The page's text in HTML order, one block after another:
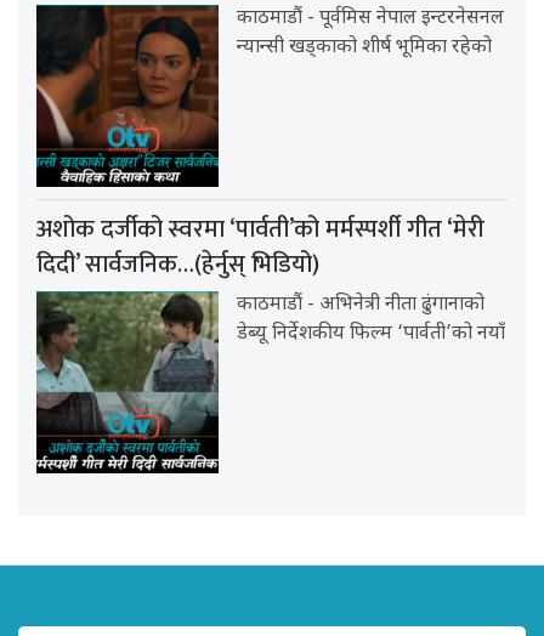
काठमाडौं - पूर्वमिस नेपाल इन्टरनेसनल
न्यान्सी खड्काको शीर्ष भूमिका रहेको
अशोक दर्जीको स्वरमा ‘पार्वती’को मर्मस्पर्शी गीत ‘मेरी
दिदी’ सार्वजनिक…(हेर्नुस् भिडियो)
काठमाडौं - अभिनेत्री नीता ढुंगानाको
डेब्यू निर्देशकीय फिल्म ‘पार्वती’को नयाँ